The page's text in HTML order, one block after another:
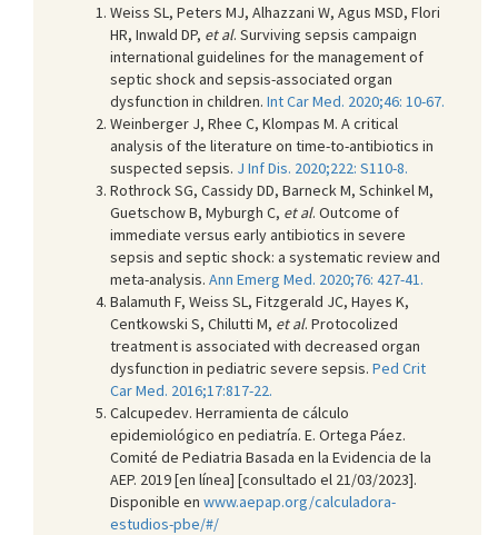
Weiss SL, Peters MJ, Alhazzani W, Agus MSD, Flori
HR, Inwald DP, et al. Surviving sepsis campaign
international guidelines for the management of
septic shock and sepsis-associated organ
dysfunction in children. Int Car Med. 2020;46: 10-67.
Weinberger J, Rhee C, Klompas M. A critical
analysis of the literature on time-to-antibiotics in
suspected sepsis. J Inf Dis. 2020;222: S110-8.
Rothrock SG, Cassidy DD, Barneck M, Schinkel M,
Guetschow B, Myburgh C, et al. Outcome of
immediate versus early antibiotics in severe
sepsis and septic shock: a systematic review and
meta-analysis. Ann Emerg Med. 2020;76: 427-41.
Balamuth F, Weiss SL, Fitzgerald JC, Hayes K,
Centkowski S, Chilutti M, et al. Protocolized
treatment is associated with decreased organ
dysfunction in pediatric severe sepsis. Ped Crit
Car Med. 2016;17:817-22.
Calcupedev. Herramienta de cálculo
epidemiológico en pediatría. E. Ortega Páez.
Comité de Pediatria Basada en la Evidencia de la
AEP. 2019 [en línea] [consultado el 21/03/2023].
Disponible en www.aepap.org/calculadora-
estudios-pbe/#/